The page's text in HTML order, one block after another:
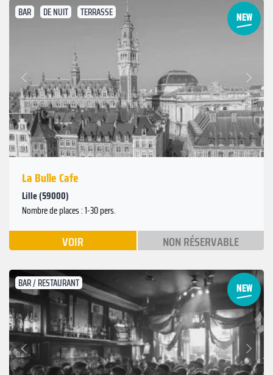
BAR DE NUIT TERRASSE
Précédent
Suivant
La Bulle Cafe
Lille (59000)
Nombre de places : 1-30 pers.
VOIR NON RÉSERVABLE
BAR / RESTAURANT
Précédent
Suivant